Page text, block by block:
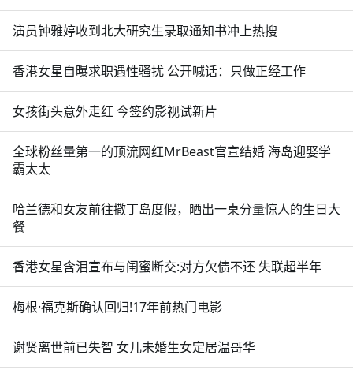
演员钟雅婷收到北大研究生录取通知书冲上热搜
香港女星自曝求职遇性骚扰 公开喊话：只做正经工作
女孩街头意外走红 今签约影视试新片
全球粉丝量第一的顶流网红MrBeast官宣结婚 海岛迎娶学
霸太太
哈兰德和女友前往撒丁岛度假，晒出一桌分量惊人的生日大
餐
香港女星含泪宣布与闺蜜断交:对方欠债不还 失联超半年
梅根·福克斯确认回归!17年前热门电影
谢贤离世前已失智 女儿未婚生女定居温哥华